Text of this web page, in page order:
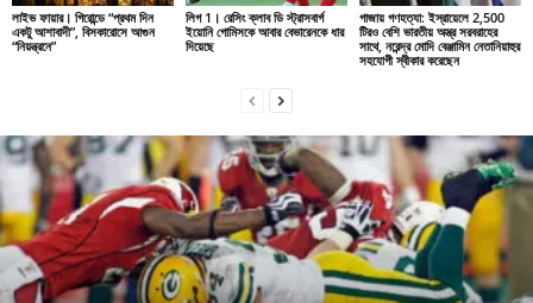
লাইভ ফায়ার। গিরোন্ডে “প্রথম দিন
একটু আশাবাদী”, বিসকারোসে আগুন
“নিয়ন্ত্রনে”
লিগ 1। রেসিং ক্লাব ডি স্ট্রাসবার্গ
ইয়োনি গোমিসকে আবার বেভারেনকে ধার
দিয়েছে
গাজায় গণহত্যা: ইস্রায়েলে 2,500
টিরও বেশি ভারতীয় অস্ত্র সরবরাহের
সাথে, নরেন্দ্র মোদি বেঞ্জামিন নেতানিয়াহুর
সহযোগী স্বীকার করেছেন